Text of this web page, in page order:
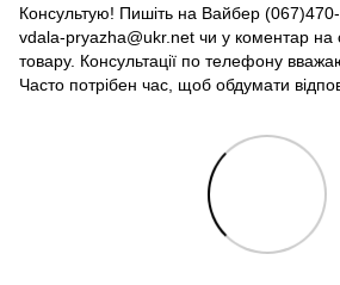
Консультую! Пишіть на Вайбер
vdala-pryazha@ukr.net чи у коментар на
товару. Консультації по телефону
Часто потрібен час, щоб обдумати